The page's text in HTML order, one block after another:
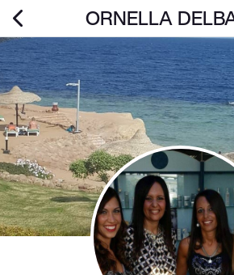
ORNELLA